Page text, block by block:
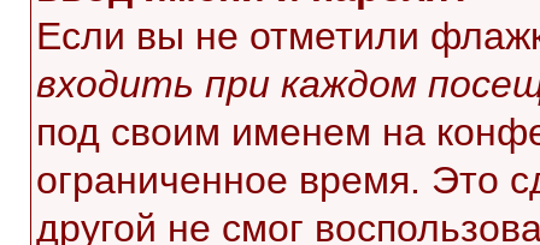
Если вы не отметили
входить при каждом
под своим именем на
ограниченное время. Это
другой не смог